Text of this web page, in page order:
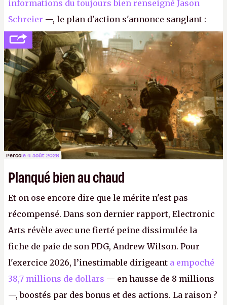
informations du toujours bien renseigné Jason
Schreier —, le plan d'action s'annonce sanglant :
réductions de coûts drastiques, fermetures de
studios et licenciements massifs. En gros, essorer
FCetBattlefield, puis virer le reste.P.
Percole 4 août 2026
Planqué bien au chaud
Et on ose encore dire que le mérite n'est pas
récompensé. Dans son dernier rapport, Electronic
Arts révèle avec une fierté peine dissimulée la
fiche de paie de son PDG, Andrew Wilson. Pour
l'exercice 2026, l’inestimable dirigeant a empoché
38,7 millions de dollars — en hausse de 8 millions
—, boostés par des bonus et des actions. La raison ?